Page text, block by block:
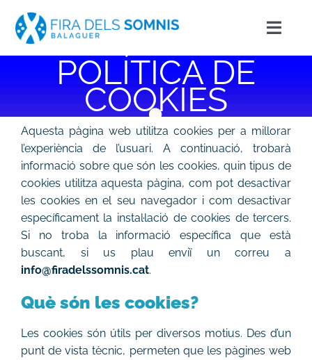
content
INICI
CURSA I CAMINADA
ACTIVITATS
COM PUC AJUDAR
INSCRIU-TE
NOTÍCIES
HISTÒRIC
POLÍTICA DE
COOKIES
Aquesta pàgina web utilitza cookies per a millorar
l’experiència de l’usuari. A continuació, trobarà
informació sobre que són les cookies, quin tipus de
cookies utilitza aquesta pàgina, com pot desactivar
les cookies en el seu navegador i com desactivar
específicament la instal·lació de cookies de tercers.
Si no troba la informació específica que està
buscant, si us plau enviï un correu a
info@firadelssomnis.cat.
Què són les cookies?
Les cookies són útils per diversos motius. Des d’un
punt de vista tècnic, permeten que les pàgines web